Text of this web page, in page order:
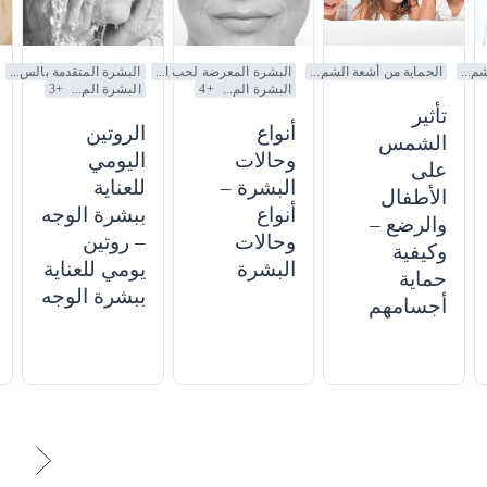
البشرة المتقدمة بالس...
البشرة الم...
+
3
الروتين
اليومي
للعناية
ببشرة الوجه
– روتين
يومي للعناية
ببشرة الوجه
البشرة المعرضة لحب ا...
البشرة الم...
+
4
أنواع
وحالات
البشرة –
أنواع
وحالات
البشرة
الحماية من أشعة الشم...
تأثير
الشمس
على
الأطفال
والرضع –
وكيفية
حماية
أجسامهم